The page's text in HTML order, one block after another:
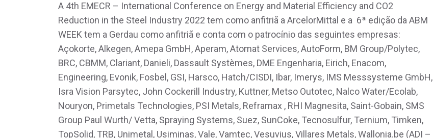
A 4th EMECR – International Conference on Energy and Material Efficiency and CO2
Reduction in the Steel Industry 2022 tem como anfitriã a ArcelorMittal e a 6ª edição da ABM
WEEK tem a Gerdau como anfitriã e conta com o patrocínio das seguintes empresas:
Açokorte, Alkegen, Amepa GmbH, Aperam, Atomat Services, AutoForm, BM Group/Polytec,
BRC, CBMM, Clariant, Danieli, Dassault Systèmes, DME Engenharia, Eirich, Enacom,
Engineering, Evonik, Fosbel, GSI, Harsco, Hatch/CISDI, Ibar, Imerys, IMS Messsysteme GmbH,
Isra Vision Parsytec, John Cockerill Industry, Kuttner, Metso Outotec, Nalco Water/Ecolab,
Nouryon, Primetals Technologies, PSI Metals, Reframax , RHI Magnesita, Saint-Gobain, SMS
Group Paul Wurth/ Vetta, Spraying Systems, Suez, SunCoke, Tecnosulfur, Ternium, Timken,
TopSolid, TRB, Unimetal, Usiminas, Vale, Vamtec, Vesuvius, Villares Metals, Wallonia.be (ADI –